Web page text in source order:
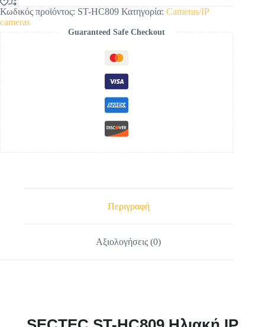
Ηλιακή
Κάμερα
4G
3MP
με
PIR,
Νυχτερινή
Όραση
&
IP66
ποσότητα
Κωδικός προϊόντος: ST-HC809 Κατηγορία: Cameras/IP
cameras
Guaranteed Safe Checkout
Περιγραφή
Αξιολογήσεις (0)